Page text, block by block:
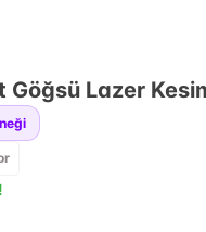
Göğsü Lazer